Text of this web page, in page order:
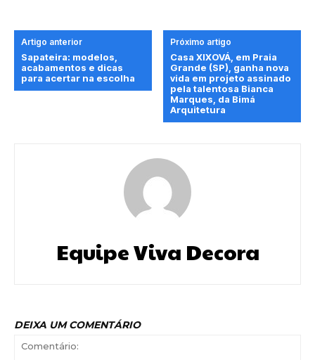
Artigo anterior
Sapateira: modelos,
acabamentos e dicas
para acertar na escolha
Próximo artigo
Casa XIXOVÁ, em Praia
Grande (SP), ganha nova
vida em projeto assinado
pela talentosa Bianca
Marques, da Bimá
Arquitetura
Equipe Viva Decora
DEIXA UM COMENTÁRIO